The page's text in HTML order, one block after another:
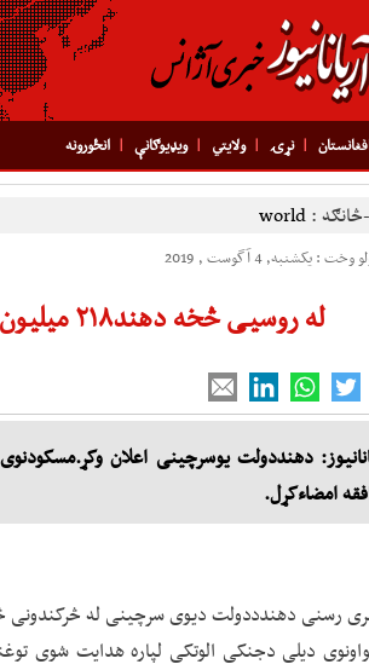
نړۍ ولایتي ویډیوګانې انځورونه
:
world
: یکشنبه, 4 آگوست , 2019
له روسیی څخه دهند۲۱۸ میلیون ډالروپوځی اوزارونو رانیول
امضاءکړل.
رسنی دهندددولت دیوی سرچینی له څرکندونی
دیلی دجنکی الوتکی لپاره هدایت شوی